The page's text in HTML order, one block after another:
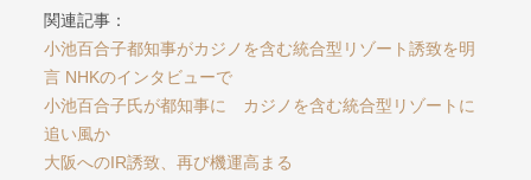
関連記事：
小池百合子都知事がカジノを含む統合型リゾート誘致を明
言 NHKのインタビューで
小池百合子氏が都知事に カジノを含む統合型リゾートに
追い風か
大阪へのIR誘致、再び機運高まる